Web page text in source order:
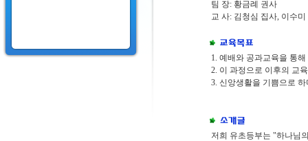
팀 장: 황금례 권사
교 사: 김청심 집사, 이수
1. 예배와 공과교육을 통
2. 이 과정으로 이후의 교
3. 신앙생활을 기쁨으로
저희 유초등부는 "하나님